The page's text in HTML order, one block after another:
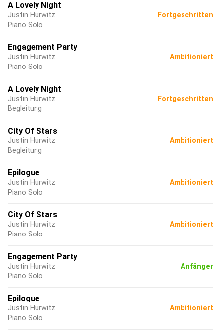
A Lovely Night
Justin Hurwitz
Piano Solo
Fortgeschritten
Engagement Party
Justin Hurwitz
Piano Solo
Ambitioniert
A Lovely Night
Justin Hurwitz
Begleitung
Fortgeschritten
City Of Stars
Justin Hurwitz
Begleitung
Ambitioniert
Epilogue
Justin Hurwitz
Piano Solo
Ambitioniert
City Of Stars
Justin Hurwitz
Piano Solo
Ambitioniert
Engagement Party
Justin Hurwitz
Piano Solo
Anfänger
Epilogue
Justin Hurwitz
Piano Solo
Ambitioniert